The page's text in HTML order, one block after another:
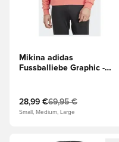
Mikina adidas
Fussballiebe Graphic -
28,99 €69,95 €
Small, Medium, Large